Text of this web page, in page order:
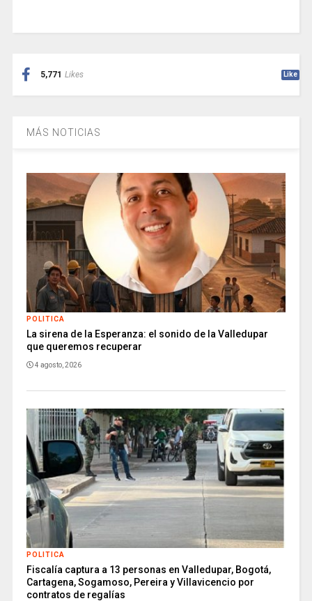
5,771 Likes Like
MÁS NOTICIAS
POLITICA
La sirena de la Esperanza: el sonido de la Valledupar
que queremos recuperar
4 agosto, 2026
POLITICA
Fiscalía captura a 13 personas en Valledupar, Bogotá,
Cartagena, Sogamoso, Pereira y Villavicencio por
contratos de regalías